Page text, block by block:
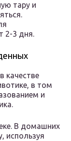
тару и
2-3 дня.
качестве
в том
и
В домашних
используя